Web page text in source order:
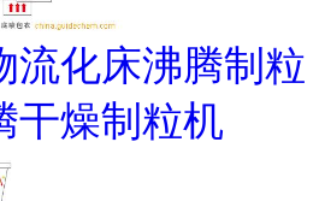
流化床沸腾制粒
干燥制粒机